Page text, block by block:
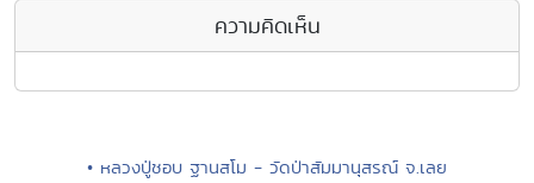
ความคิดเห็น
• หลวงปู่ชอบ ฐานสโม - วัดป่าสัมมานุสรณ์ จ.เลย